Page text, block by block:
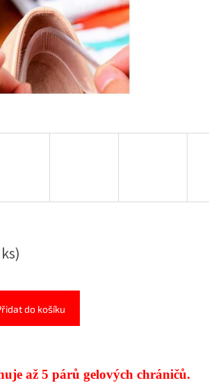
do košíku
až 5 párů gelových chráničů.